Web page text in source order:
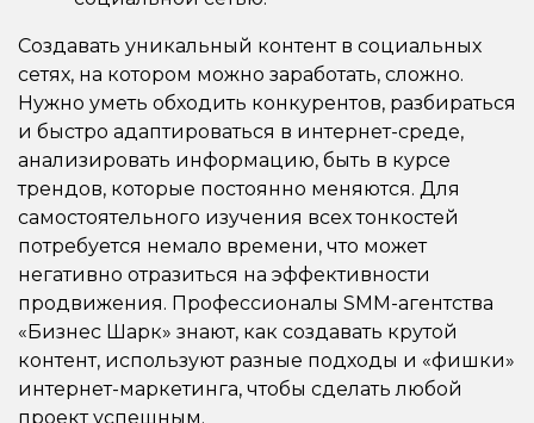
Создавать уникальный контент в социальных
сетях, на котором можно заработать, сложно.
Нужно уметь обходить конкурентов, разбираться
и быстро адаптироваться в интернет-среде,
анализировать информацию, быть в курсе
трендов, которые постоянно меняются. Для
самостоятельного изучения всех тонкостей
потребуется немало времени, что может
негативно отразиться на эффективности
продвижения. Профессионалы SMM-агентства
«Бизнес Шарк» знают, как создавать крутой
контент, используют разные подходы и «фишки»
интернет-маркетинга, чтобы сделать любой
проект успешным.